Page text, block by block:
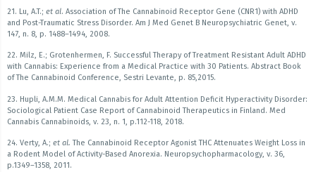
21. Lu, A.T.; et al. Association of The Cannabinoid Receptor Gene (CNR1) with ADHD
and Post-Traumatic Stress Disorder. Am J Med Genet B Neuropsychiatric Genet, v.
147, n. 8, p. 1488–1494, 2008.
22. Milz, E.; Grotenhermen, F. Successful Therapy of Treatment Resistant Adult ADHD
with Cannabis: Experience from a Medical Practice with 30 Patients. Abstract Book
of The Cannabinoid Conference, Sestri Levante, p. 85,2015.
23. Hupli, A.M.M. Medical Cannabis for Adult Attention Deficit Hyperactivity Disorder:
Sociological Patient Case Report of Cannabinoid Therapeutics in Finland. Med
Cannabis Cannabinoids, v. 23, n. 1, p.112-118, 2018.
24. Verty, A.; et al.The Cannabinoid Receptor Agonist THC Attenuates Weight Loss in
a Rodent Model of Activity-Based Anorexia. Neuropsychopharmacology, v. 36,
p.1349–1358, 2011.